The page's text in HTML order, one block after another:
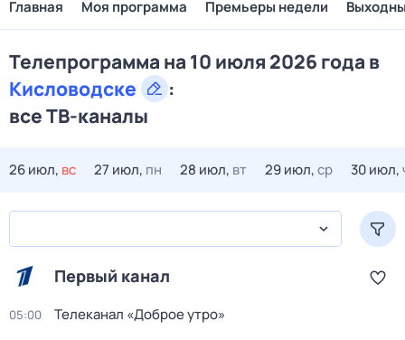
Главная Моя программа Премьеры недели
Телепрограмма на 10 июля 2026 года в
Кисловодске
:
все ТВ-каналы
26 июл, вс 27 июл, пн 28 июл, вт 29 июл,ср 30 июл,
Первый канал
05:00 Телеканал «Доброе утро»